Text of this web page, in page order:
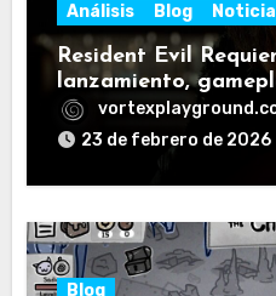
Análisis Blog
Resident Evil
lanzamiento,
vuelve a poner a la
pánico
23 de febrero de 2026
Blog